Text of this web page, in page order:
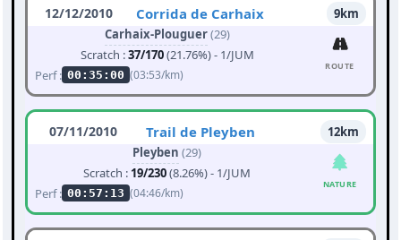
12/12/2010 Corrida de Carhaix
9km
Carhaix-Plouguer(29)
Scratch :37/170(21.76%) - 1/JUM
Perf : 00:35:00 (03:53/km)
ROUTE
07/11/2010 Trail de Pleyben
12km
Pleyben (29)
Scratch : 19/230(8.26%) - 1/JUM
Perf : 00:57:13 (04:46/km)
NATURE